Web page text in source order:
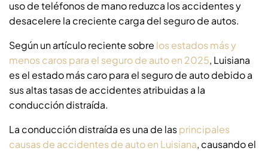
uso de teléfonos de mano reduzca los accidentes y
desacelere la creciente carga del seguro de autos.
Según un artículo reciente sobre los estados más y
menos caros para el seguro de auto en 2025, Luisiana
es el estado más caro para el seguro de auto debido a
sus altas tasas de accidentes atribuidas a la
conducción distraída.
La conducción distraída es una de lasprincipales
causas de accidentes de auto en Luisiana, causando el